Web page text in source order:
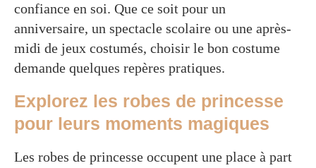
confiance en soi. Que ce soit pour un
anniversaire, un spectacle scolaire ou une après-
midi de jeux costumés, choisir le bon costume
demande quelques repères pratiques.
Explorez les robes de princesse
pour leurs moments magiques
Les robes de princesse occupent une place à part